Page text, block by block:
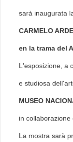
sarà inaugurata
CARMELO
en la trama del
L'esposizione, a
e studiosa
MUSEO
in collaborazione
La mostra sarà